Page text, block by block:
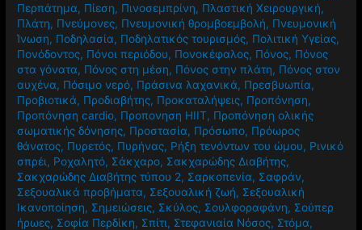
Περπάτημα, Πίεση, Πινοσεμπρίνη, Πλαστική Χειρουργική,
Πλάτη, Πνεύμονες, Πνευμονική θρομβοεμβολή, Πνευμονική
Ίνωση, Ποδηλασία, Ποδηλατικός τουρισμός, Πολιτική Υγείας,
Πονόδοντος, Πόνοι περιόδου, Πονοκέφαλος, Πόνος, Πόνος
στα γόνατα, Πόνος στη μέση, Πόνος στην πλάτη, Πόνος στον
αυχένα, Πόσιμο νερό, Πράσινα λαχανικά, Πρεσβυωπία,
Προβιοτικά, Προδιαβήτης, Προκαταλήψεις, Προπόνηση,
Προπόνηση cardio, Προπονηση HIIT, Προπόνηση ολικής
σωματικής δόνησης, Προστασία, Πρόσωπο, Πρόωρος
θάνατος, Πυρετός, Πυρήνας, Ρήξη τενόντων του ώμου, Ρινικό
σπρέι, Ροχαλητό, Σάκχαρο, Σακχαρώδης Διαβήτης,
Σακχαρώδης Διαβήτης τύπου 2, Σαρκοπενία, Σαφράν,
Σεξουαλικά προβήματα, Σεξουαλική ζωή, Σεξουαλική
Ικανοποίηση, Σημειώσεις, Σκύλος, Σουλφοραφάνη, Σούπερ
ήρωες, Σοφία Περδίκη, Σπίτι, Στεφανιαία Νόσος, Στόμα,